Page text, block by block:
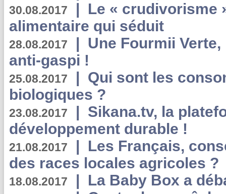
30.08.2017 | Le « crudivorisme
alimentaire qui séduit
28.08.2017 | Une Fourmii
anti-gaspi !
25.08.2017 | Qui sont les
biologiques ?
23.08.2017 | Sikana.tv, la
développement durable !
21.08.2017 | Les Français,
des races locales agricoles ?
18.08.2017 | La Baby Box a